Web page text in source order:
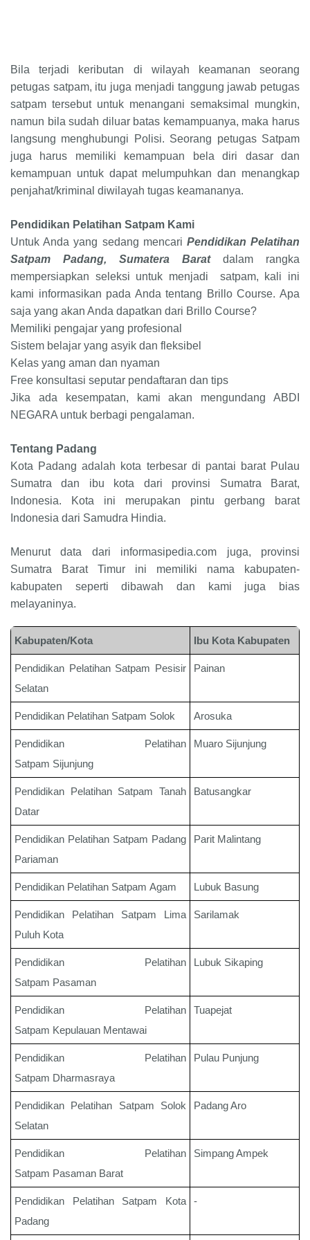
Bila terjadi keributan di wilayah keamanan seorang
petugas satpam, itu juga menjadi tanggung jawab petugas
satpam tersebut untuk menangani semaksimal mungkin,
namun bila sudah diluar batas kemampuanya, maka harus
langsung menghubungi Polisi. Seorang petugas Satpam
juga harus memiliki kemampuan bela diri dasar dan
kemampuan untuk dapat melumpuhkan dan menangkap
penjahat/kriminal diwilayah tugas keamananya.
Pendidikan Pelatihan Satpam Kami
Untuk Anda yang sedang mencari Pendidikan Pelatihan
Satpam Padang, Sumatera Barat
dalam rangka
mempersiapkan seleksi untuk menjadi satpam, kali ini
kami informasikan pada Anda tentang Brillo Course. Apa
saja yang akan Anda dapatkan dari Brillo Course?
Memiliki pengajar yang profesional
Sistem belajar yang asyik dan fleksibel
Kelas yang aman dan nyaman
Free konsultasi seputar pendaftaran dan tips
Jika ada kesempatan, kami akan mengundang ABDI
NEGARA untuk berbagi pengalaman.
Tentang Padang
Kota Padang adalah kota terbesar di pantai barat Pulau
Sumatra dan ibu kota dari provinsi Sumatra Barat,
Indonesia. Kota ini merupakan pintu gerbang barat
Indonesia dari Samudra Hindia.
Menurut data dari informasipedia.com juga, provinsi
Sumatra BaratTimur ini memiliki nama kabupaten-
kabupaten seperti dibawah dan kami juga bias
melayaninya.
Kabupaten/Kota Ibu Kota Kabupaten
Pendidikan Pelatihan Satpam
Pesisir
Selatan
Painan
Pendidikan Pelatihan Satpam Solok Arosuka
Pendidikan Pelatihan
Satpam Sijunjung
Muaro Sijunjung
Pendidikan Pelatihan Satpam Tanah
Datar
Batusangkar
Pendidikan Pelatihan Satpam Padang
Pariaman
Parit Malintang
Pendidikan Pelatihan Satpam Agam Lubuk Basung
Pendidikan Pelatihan Satpam
Lima
Puluh Kota
Sarilamak
Pendidikan Pelatihan
Satpam Pasaman
Lubuk Sikaping
Pendidikan Pelatihan
Satpam Kepulauan Mentawai
Tuapejat
Pendidikan Pelatihan
Satpam Dharmasraya
Pulau Punjung
Pendidikan Pelatihan Satpam Solok
Selatan
Padang Aro
Pendidikan Pelatihan
Satpam Pasaman Barat
Simpang Ampek
Pendidikan Pelatihan Satpam
Kota
Padang
-